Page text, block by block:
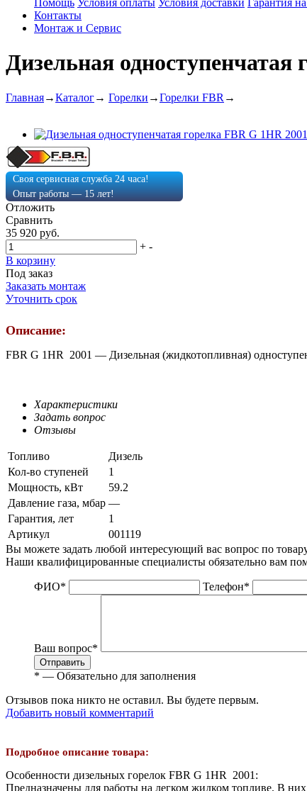
Помощь Условия оплаты Условия доставки Гарантия
Контакты
Монтаж и Сервис
Дизельная одноступенчатая
Главная→Каталог→ Горелки →Горелки FBR →
Своя сервисная служба 24 часа!
Опыт работы — 15 лет!
Отложить
Сравнить
35 920 руб.
+ -
В корзину
Под заказ
Заказать монтаж
Уточнить срок
Описание:
FBR G 1HR 2001 — Дизельная (жидкотопливная)
Характеристики
Задать вопрос
Отзывы
Топливо
Дизель
Кол-во ступеней
1
Мощность, кВт
59.2
Давление газа, мбар —
Гарантия, лет
1
Артикул
001119
Вы можете задать любой интересующий вас вопрос по
Наши квалифицированные специалисты обязательно вам
ФИО* Телефон*
Ваш вопрос*
Отправить
* — Обязательно для заполнения
Отзывов пока никто не оставил. Вы будете первым.
Добавить новый комментарий
Подробное описание товара:
Особенности дизельных горелок FBR G 1HR 2001:
Предназначены для работы на легком жидком топливе. В